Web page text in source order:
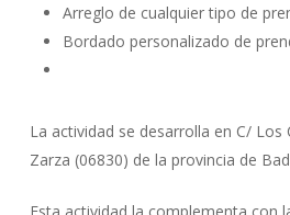
Arreglo de cualquier tipo de
Bordado personalizado de
La actividad se desarrolla en C/
Zarza (06830) de la provincia de